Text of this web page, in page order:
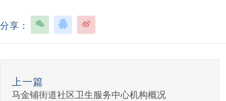
分享：
上一篇
马金铺街道社区卫生服务中心机构概况